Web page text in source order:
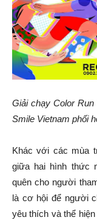
Giải chạy Color
Smile Vietnam phối
Khác với các mùa
giữa hai hình thức
quên cho người
là cơ hội để người
yêu thích và thể